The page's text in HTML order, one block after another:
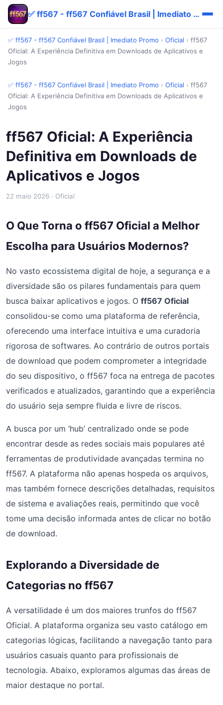
✅ ff567 - ff567 Confiável Brasil | Imediato Promo
✅ ff567 - ff567 Confiável Brasil | Imediato Promo › Oficial › ff567
Oficial: A Experiência Definitiva em Downloads de Aplicativos e
Jogos
✅ ff567 - ff567 Confiável Brasil | Imediato Promo › Oficial › ff567
Oficial: A Experiência Definitiva em Downloads de Aplicativos e
Jogos
ff567 Oficial: A Experiência
Definitiva em Downloads de
Aplicativos e Jogos
22 maio 2026 · Oficial
O Que Torna o ff567 Oficial a Melhor
Escolha para Usuários Modernos?
No vasto ecossistema digital de hoje, a segurança e a
diversidade são os pilares fundamentais para quem
busca baixar aplicativos e jogos. O ff567 Oficial
consolidou-se como uma plataforma de referência,
oferecendo uma interface intuitiva e uma curadoria
rigorosa de softwares. Ao contrário de outros portais
de download que podem comprometer a integridade
do seu dispositivo, o ff567 foca na entrega de pacotes
verificados e atualizados, garantindo que a experiência
do usuário seja sempre fluida e livre de riscos.
A busca por um ‘hub’ centralizado onde se pode
encontrar desde as redes sociais mais populares até
ferramentas de produtividade avançadas termina no
ff567. A plataforma não apenas hospeda os arquivos,
mas também fornece descrições detalhadas, requisitos
de sistema e avaliações reais, permitindo que você
tome uma decisão informada antes de clicar no botão
de download.
Explorando a Diversidade de
Categorias no ff567
A versatilidade é um dos maiores trunfos do ff567
Oficial. A plataforma organiza seu vasto catálogo em
categorias lógicas, facilitando a navegação tanto para
usuários casuais quanto para profissionais de
tecnologia. Abaixo, exploramos algumas das áreas de
maior destaque no portal.